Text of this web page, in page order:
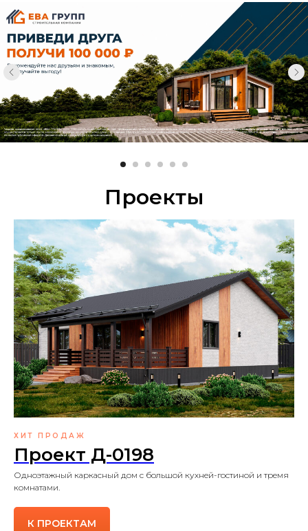
Проекты
ХИТ ПРОДАЖ
Проект Д-0198
Одноэтажный каркасный дом с большой кухней-гостиной и тремя
комнатами.
К ПРОЕКТАМ